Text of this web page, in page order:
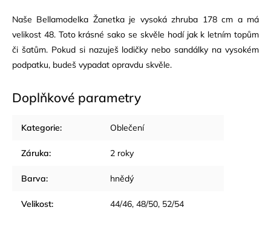
Naše Bellamodelka Žanetka je vysoká zhruba 178 cm a má
velikost 48. Toto krásné sako se skvěle hodí jak k letním topům
či šatům. Pokud si nazuješ lodičky nebo sandálky na vysokém
podpatku, budeš vypadat opravdu skvěle.
Doplňkové parametry
Kategorie: Oblečení
Záruka: 2 roky
Barva: hnědý
Velikost: 44/46, 48/50, 52/54